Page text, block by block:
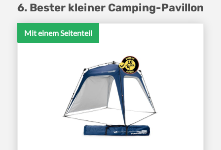
6. Bester kleiner Camping-Pavillon
Mit einem Seitenteil